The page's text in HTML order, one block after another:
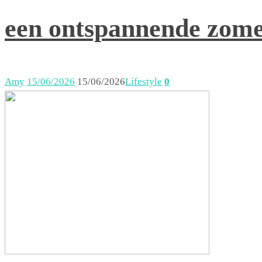
een ontspannende
Amy 15/06/2026 15/06/2026Lifestyle 0